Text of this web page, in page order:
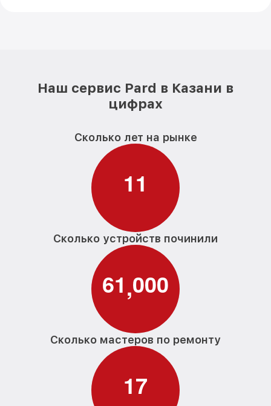
Наш сервис Pard в Казани в
цифрах
Сколько лет на рынке
11
Сколько устройств починили
61,000
Сколько мастеров по ремонту
17